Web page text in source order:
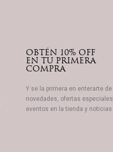
OBTÉN 10% OFF
EN TU PRIMERA
COMPRA
Y se la primera en enterarte de
novedades, ofertas especiales,
eventos en la tienda y noticias.